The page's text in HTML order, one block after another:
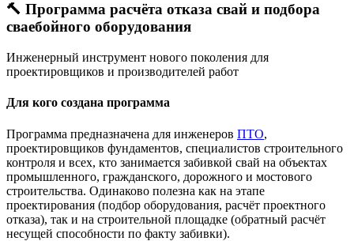
🔨 Программа расчёта отказа свай и подбора
сваебойного оборудования
Инженерный инструмент нового поколения для
проектировщиков и производителей работ
Для кого создана программа
Программа предназначена для инженеров ПТО,
проектировщиков фундаментов, специалистов строительного
контроля и всех, кто занимается забивкой свай на объектах
промышленного, гражданского, дорожного и мостового
строительства. Одинаково полезна как на этапе
проектирования (подбор оборудования, расчёт проектного
отказа), так и на строительной площадке (обратный расчёт
несущей способности по факту забивки).